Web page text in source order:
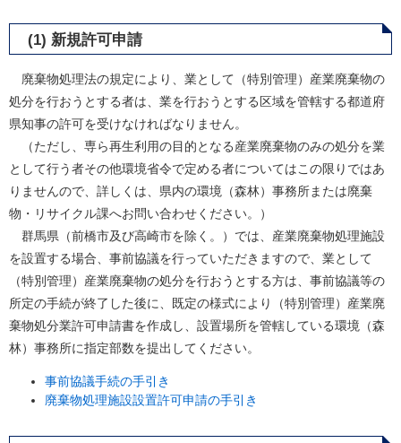
(1) 新規許可申請
廃棄物処理法の規定により、業として（特別管理）産業廃棄物の
処分を行おうとする者は、業を行おうとする区域を管轄する都道府
県知事の許可を受けなければなりません。
（ただし、専ら再生利用の目的となる産業廃棄物のみの処分を業
として行う者その他環境省令で定める者についてはこの限りではあ
りませんので、詳しくは、県内の環境（森林）事務所または廃棄
物・リサイクル課へお問い合わせください。）
群馬県（前橋市及び高崎市を除く。）では、産業廃棄物処理施設
を設置する場合、事前協議を行っていただきますので、業として
（特別管理）産業廃棄物の処分を行おうとする方は、事前協議等の
所定の手続が終了した後に、既定の様式により（特別管理）産業廃
棄物処分業許可申請書を作成し、設置場所を管轄している環境（森
林）事務所に指定部数を提出してください。
事前協議手続の手引き
廃棄物処理施設設置許可申請の手引き